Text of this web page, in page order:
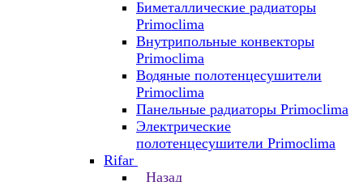
Биметаллические радиаторы
Primoclima
Внутрипольные конвекторы
Primoclima
Водяные полотенцесушители
Primoclima
Панельные радиаторы Primoclima
Электрические
полотенцесушители Primoclima
Rifar
Назад